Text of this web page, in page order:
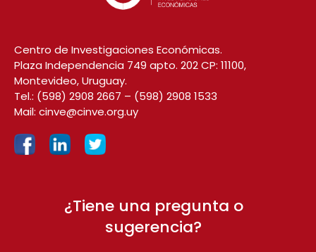
Centro de Investigaciones Económicas.
Plaza Independencia 749 apto. 202 CP: 11100,
Montevideo, Uruguay.
Tel.: (598) 2908 2667 – (598) 2908 1533
Mail: cinve@cinve.org.uy
¿Tiene una pregunta o
sugerencia?